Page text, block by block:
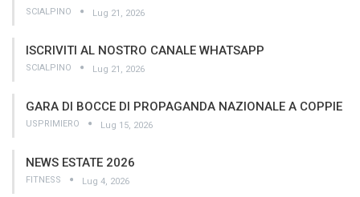
SCIALPINO Lug 21, 2026
ISCRIVITI AL NOSTRO CANALE WHATSAPP
SCIALPINO Lug 21, 2026
GARA DI BOCCE DI PROPAGANDA NAZIONALE A COPPIE
USPRIMIERO Lug 15, 2026
NEWS ESTATE 2026
FITNESS Lug 4, 2026